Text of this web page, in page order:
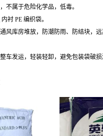
不属于危险化学品，低毒。
衬 PE 编织袋。
风库房堆放，防潮防雨、防结块，
车发运，轻装轻卸，避免包装袋破损